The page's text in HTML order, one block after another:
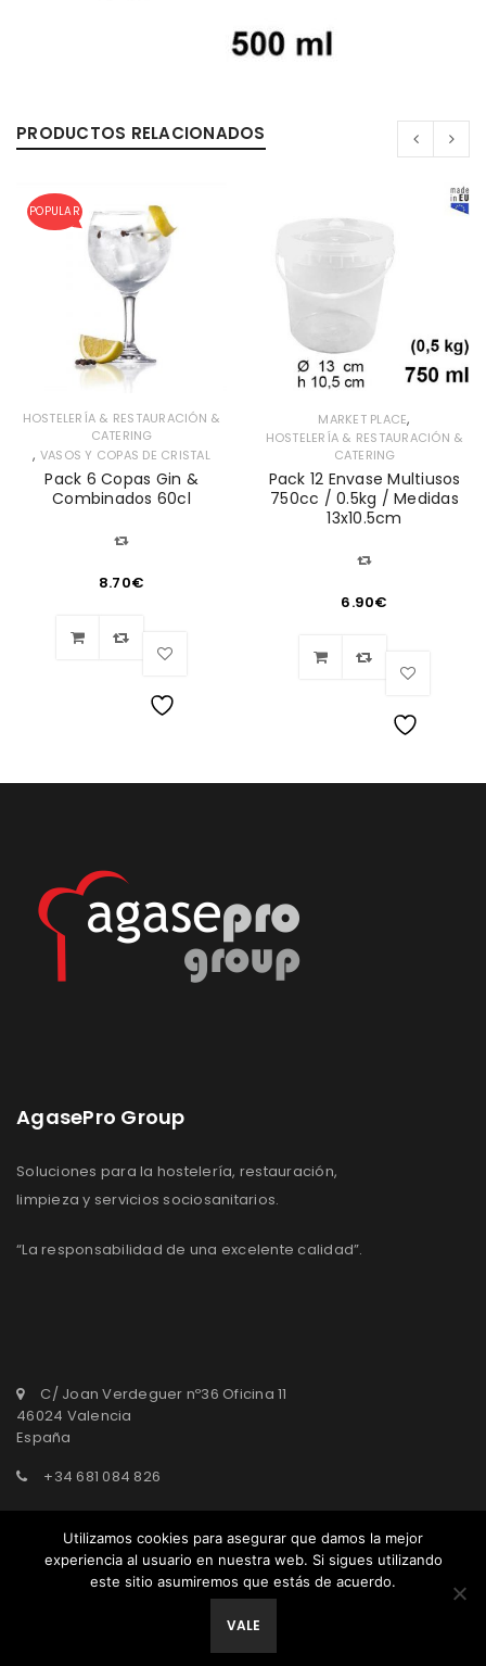
PRODUCTOS RELACIONADOS
POPULAR
HOSTELERÍA & RESTAURACIÓN &
CATERING
, VASOS Y COPAS DE CRISTAL
Pack 6 Copas Gin &
Combinados 60cl
8.70€
de
MARKET PLACE,
HOSTELERÍA & RESTAURACIÓN &
CATERING
Pack 12 Envase Multiusos
750cc / 0.5kg / Medidas
13x10.5cm
6.90€
AgasePro Group
Soluciones para la hostelería, restauración,
limpieza y servicios sociosanitarios.
“La responsabilidad de una excelente calidad”.
C/ Joan Verdeguer nº36 Oficina 11
46024 Valencia
España
+34 681 084 826
agasepro@agasepro.com
Utilizamos cookies para asegurar que damos la mejor
experiencia al usuario en nuestra web. Si sigues utilizando
este sitio asumiremos que estás de acuerdo.
VALE